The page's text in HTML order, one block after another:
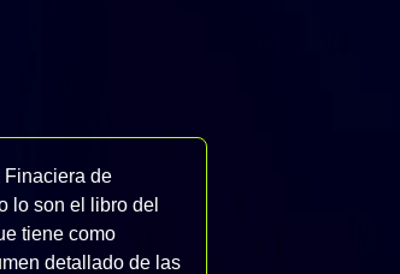
Finaciera de
lo son el libro del
tiene como
detallado de las